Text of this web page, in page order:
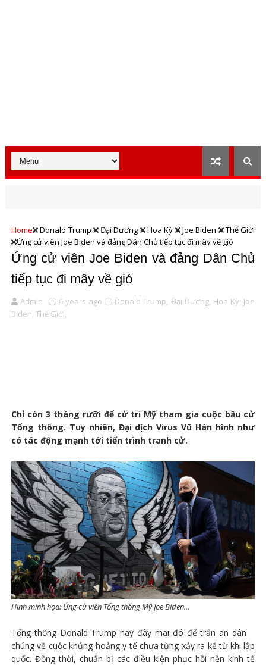
Home Donald Trump Đại Dương Hoa Kỳ Joe Biden
Thế Giới
Ứng cử viên Joe Biden và đảng Dân Chủ tiếp tục đi mây về gió
Ứng cử viên Joe Biden và đảng Dân Chủ
tiếp tục đi mây về gió
Admin 6 years ago Donald Trump, Đại Dương, Hoa Kỳ, Joe
Biden, Thế Giới,
Chỉ còn 3 tháng rưỡi để cử tri Mỹ tham gia cuộc bầu cử
Tổng thống. Tuy nhiên, Đại dịch Virus Vũ Hán hình như
có tác động mạnh tới tiến trình tranh cử.
Hình minh họa: Ứng cử viên Tổng thống Mỹ Joe Biden...
Tổng thống Donald Trump nay đây mai đó để trấn an dân
chúng về cuộc khủng hoảng y tế chưa từng xảy ra kể từ khi lập
quốc. Đồng thời, chuẩn bị các điều kiện phục hồi nền kinh tế